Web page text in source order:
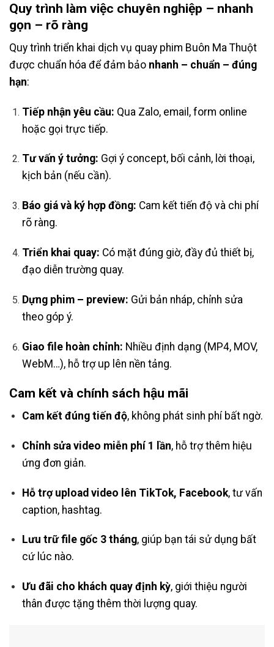
Quy trình làm việc chuyên nghiệp – nhanh
gọn – rõ ràng
Quy trình triển khai dịch vụ quay phim Buôn Ma Thuột
được chuẩn hóa để đảm bảo nhanh – chuẩn – đúng
hạn:
Tiếp nhận yêu cầu: Qua Zalo, email, form online
hoặc gọi trực tiếp.
Tư vấn ý tưởng: Gợi ý concept, bối cảnh, lời thoại,
kịch bản (nếu cần).
Báo giá và ký hợp đồng: Cam kết tiến độ và chi phí
rõ ràng.
Triển khai quay: Có mặt đúng giờ, đầy đủ thiết bị,
đạo diễn trường quay.
Dựng phim – preview: Gửi bản nháp, chỉnh sửa
theo góp ý.
Giao file hoàn chỉnh: Nhiều định dạng (MP4, MOV,
WebM…), hỗ trợ up lên nền tảng.
Cam kết và chính sách hậu mãi
Cam kết đúng tiến độ, không phát sinh phí bất ngờ.
Chỉnh sửa video miễn phí 1 lần, hỗ trợ thêm hiệu
ứng đơn giản.
Hỗ trợ upload video lên TikTok, Facebook, tư vấn
caption, hashtag.
Lưu trữ file gốc 3 tháng, giúp bạn tái sử dụng bất
cứ lúc nào.
Ưu đãi cho khách quay định kỳ, giới thiệu người
thân được tặng thêm thời lượng quay.